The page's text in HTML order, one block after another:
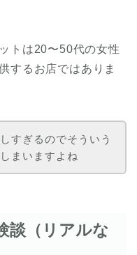
トは20〜50代の女性
するお店ではありま
すぎるのでそういう
まいますよね
談（リアルな